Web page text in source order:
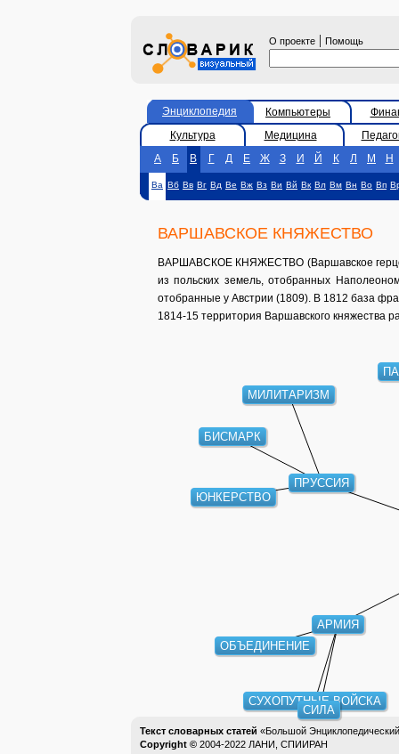
О проекте | Помощь
Энциклопедия Компьютеры
Культура
Медицина
А
Б В Г Д Е Ж З И Й К Л М Н
Ва Вб Вв Вг Вд Ве Вж Вз Ви Вй Вк Вл Вм Вн Во Вп
ВАРШАВСКОЕ КНЯЖЕСТВО
ВАРШАВСКОЕ КНЯЖЕСТВО (Варшавское
из польских земель, отобранных
отобранные у Австрии (1809). В 1812 база
1814-15 территория Варшавского княжества
ПРУССИЯ
АРМИЯ
ЮНКЕРСТВО
БИСМАРК
МИЛИТАРИЗМ
СУХОПУТНЫЕ ВОЙСКА
ОБЪЕДИНЕНИЕ
СИЛА
Текст словарных статей «Большой
Copyright © 2004-2022 ЛАНИ, СПИИРАН